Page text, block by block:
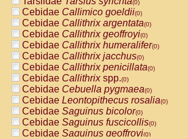
(0)
Cebidae Callimico goeldii(0)
Cebidae Callithrix argentata(0)
Cebidae Callithrix geoffroyi(0)
Cebidae Callithrix humeralifer(0)
Cebidae Callithrix jacchus(0)
Cebidae Callithrix penicillata(0)
Cebidae Callithrixspp.(0)
Cebidae Cebuella pygmaea(0)
Cebidae Leontopithecus rosalia(0)
Cebidae Saguinus bicolor(0)
Cebidae Saguinus fuscicollis(0)
Cebidae Saguinus geoffroyi(0)